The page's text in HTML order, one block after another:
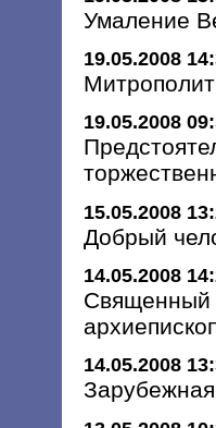
Умаление
19.05.2008
19.05.2008
15.05.2008
Добрый
14.05.2008
Священный
14.05.2008